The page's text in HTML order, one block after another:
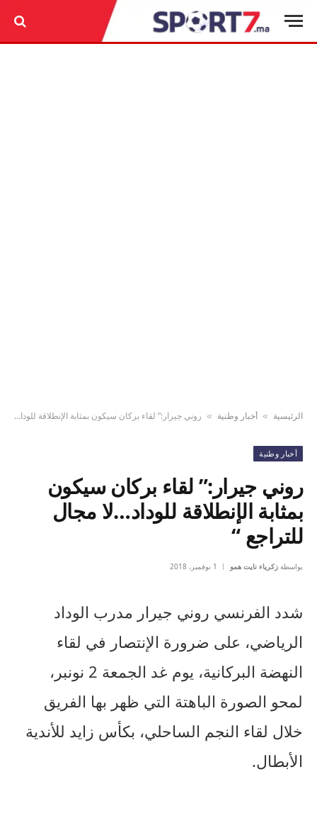
الرئيسية » أخبار وطنية » روني جيرار:” لقاء بركان سيكون بمثابة الإنطلاقة للوداد…لا مجال للتراجع “
أخبار وطنية
روني جيرار:” لقاء بركان سيكون
بمثابة الإنطلاقة للوداد…لا مجال
للتراجع “
بواسطة زكرياء نايت همو 1 نوفمبر، 2018
شدد الفرنسي روني جيرار مدرب الوداد
الرياضي، على ضرورة الإنتصار في لقاء
النهضة البركانية، يوم غد الجمعة 2 نونبر،
لمحو الصورة الباهتة التي ظهر بها الفريق
خلال لقاء النجم الساحلي، بكأس زايد للأندية
الأبطال.